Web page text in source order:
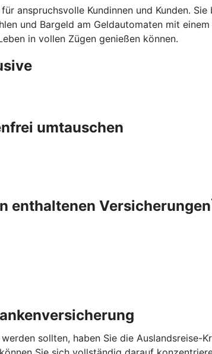
anspruchsvolle Kundinnen und Kunden.
und Bargeld am Geldautomaten mit
in vollen Zügen genießen können.
umtauschen
enthaltenen Versicherungen
sollten, haben Sie die